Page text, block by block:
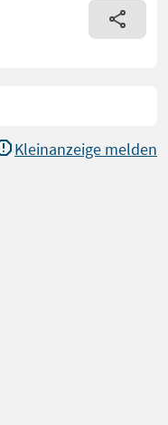
Kleinanzeige melden